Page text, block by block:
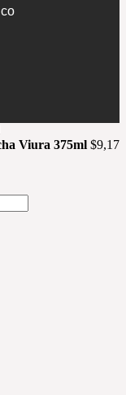
Viura 375ml $9,17